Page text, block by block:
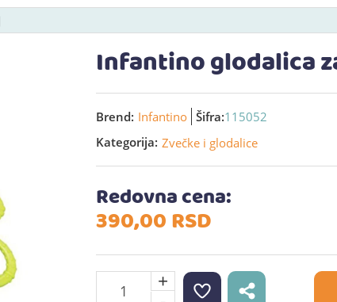
Infantino glodalica
Brend: Infantino Šifra:115052
Kategorija: Zvečke i glodalice
Redovna cena:
390,00RSD
+